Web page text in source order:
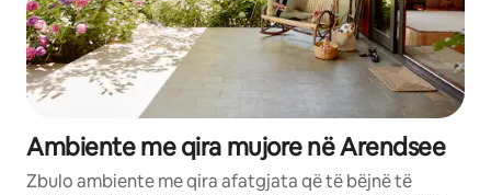
Ambiente me qira mujore në Arendsee
Zbulo ambiente me qira afatgjata që të bëjnë të